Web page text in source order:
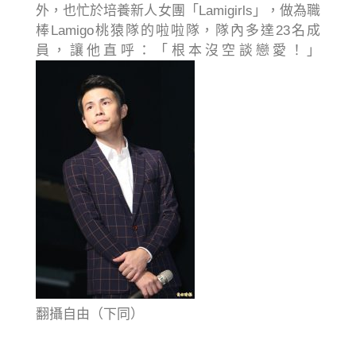
外，也忙於培養新人女團「Lamigirls」，做為職
棒Lamigo桃猿隊的啦啦隊，隊內多達23名成
員，讓他直呼：「根本沒空談戀愛！」
翻攝自由（下同）